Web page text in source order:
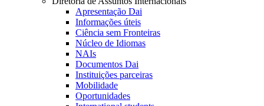
Apresentação Dai
Informações úteis
Ciência sem Fronteiras
Núcleo de Idiomas
NAIs
Documentos Dai
Instituições parceiras
Mobilidade
Oportunidades